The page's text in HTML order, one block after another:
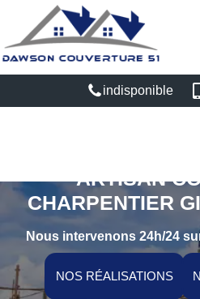
indisponible
ARTISAN
CHARPENTIER
Nous intervenons 24h/24
NOS RÉALISATIONS